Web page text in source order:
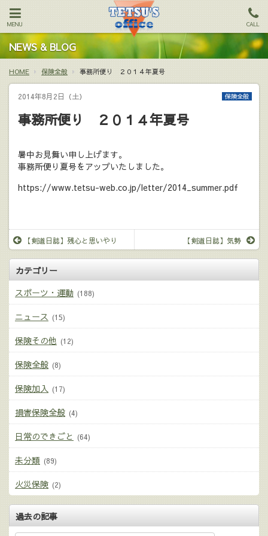
MENU CALL
NEWS & BLOG
HOME 保険全般 事務所便り ２０１４年夏号
2014年8月2日（土） 保険全般
事務所便り ２０１４年夏号
暑中お見舞い申し上げます。
事務所便り夏号をアップいたしました。
https://www.tetsu-web.co.jp/letter/2014_summer.pdf
【剣道日誌】残心と思いやり 【剣道日誌】気勢
カテゴリー
スポーツ・運動 (188)
ニュース (15)
保険その他 (12)
保険全般 (8)
保険加入 (17)
損害保険全般 (4)
日常のできごと (64)
未分類 (89)
火災保険 (2)
過去の記事